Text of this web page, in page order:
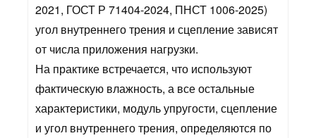
2021, ГОСТ Р 71404-2024, ПНСТ 1006-2025)
угол внутреннего трения и сцепление зависят
от числа приложения нагрузки.
На практике встречается, что используют
фактическую влажность, а все остальные
характеристики, модуль упругости, сцепление
и угол внутреннего трения, определяются по